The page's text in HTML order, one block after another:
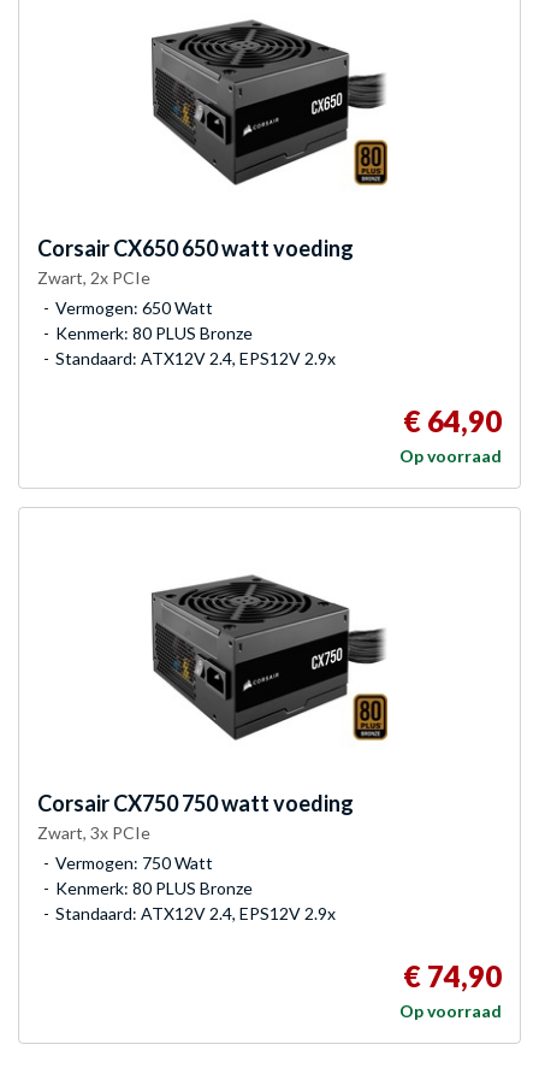
CorsairCX650 650 watt voeding
Zwart, 2x PCIe
Vermogen: 650 Watt
Kenmerk: 80 PLUS Bronze
Standaard: ATX12V 2.4, EPS12V 2.9x
€ 64,90
Op voorraad
CorsairCX750 750 watt voeding
Zwart, 3x PCIe
Vermogen: 750 Watt
Kenmerk: 80 PLUS Bronze
Standaard: ATX12V 2.4, EPS12V 2.9x
€ 74,90
Op voorraad